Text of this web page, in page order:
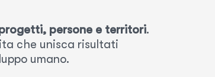
persone e territori.
che unisca risultati
umano.